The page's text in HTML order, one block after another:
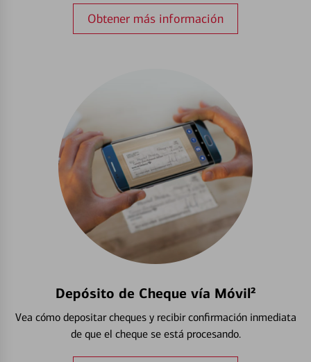
Obtener más información
Depósito de Cheque vía Móvil²
Vea cómo depositar cheques y recibir confirmación inmediata
de que el cheque se está procesando.